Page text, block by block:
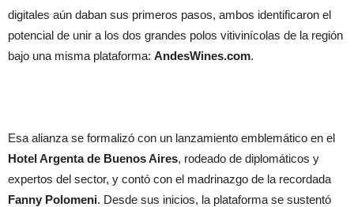
digitales aún daban sus primeros pasos, ambos identificaron el
potencial de unir a los dos grandes polos vitivinícolas de la región
bajo una misma plataforma: AndesWines.com.
Esa alianza se formalizó con un lanzamiento emblemático en el
Hotel Argenta de Buenos Aires, rodeado de diplomáticos y
expertos del sector, y contó con el madrinazgo de la recordada
Fanny Polomeni. Desde sus inicios, la plataforma se sustentó